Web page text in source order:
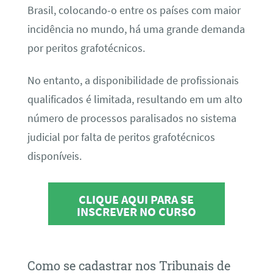
Brasil, colocando-o entre os países com maior
incidência no mundo, há uma grande demanda
por peritos grafotécnicos.
No entanto, a disponibilidade de profissionais
qualificados é limitada, resultando em um alto
número de processos paralisados no sistema
judicial por falta de peritos grafotécnicos
disponíveis.
CLIQUE AQUI PARA SE
INSCREVER NO CURSO
Como se cadastrar nos Tribunais de